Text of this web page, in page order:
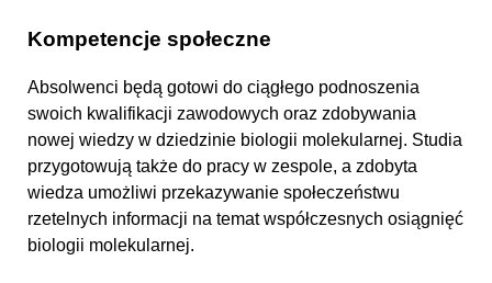
Kompetencje społeczne
Absolwenci będą gotowi do ciągłego podnoszenia
swoich kwalifikacji zawodowych oraz zdobywania
nowej wiedzy w dziedzinie biologii molekularnej. Studia
przygotowują także do pracy w zespole, a zdobyta
wiedza umożliwi przekazywanie społeczeństwu
rzetelnych informacji na temat współczesnych osiągnięć
biologii molekularnej.